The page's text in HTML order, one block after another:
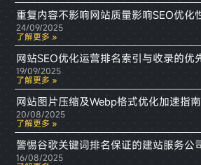
重复内容不影响网站质量影响SEO优化
24/09/2025
了解更多 »
网站SEO优化运营排名索引与收录的优
19/09/2025
了解更多 »
网站图片压缩及Webp格式优化加速指南
20/08/2025
了解更多 »
警惕谷歌关键词排名保证的建站服务公
16/08/2025